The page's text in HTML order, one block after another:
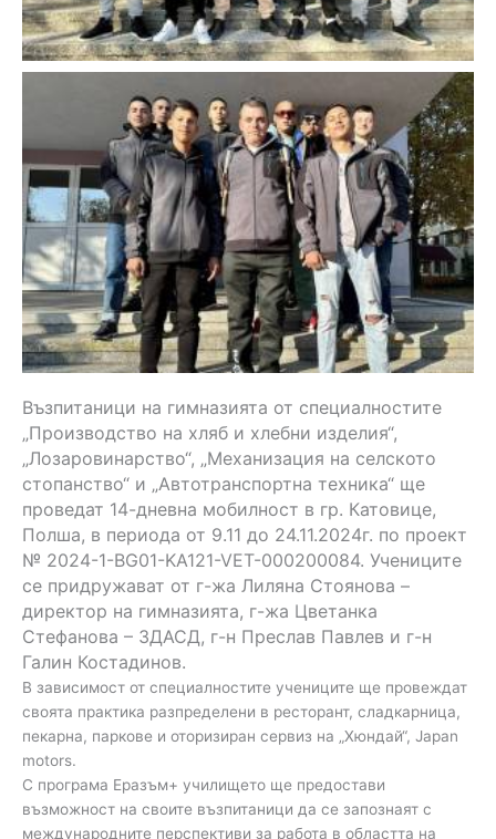
Възпитаници на гимназията от специалностите
„Производство на хляб и хлебни изделия“,
„Лозаровинарство“, „Механизация на селското
стопанство“ и „Автотранспортна техника“ ще
проведат 14-дневна мобилност в гр. Катовице,
Полша, в периода от 9.11 до 24.11.2024г. по проект
№ 2024-1-BG01-KA121-VET-000200084. Учениците
се придружават от г-жа Лиляна Стоянова –
директор на гимназията, г-жа Цветанка
Стефанова – ЗДАСД, г-н Преслав Павлев и г-н
Галин Костадинов.
В зависимост от специалностите учениците ще провеждат
своята практика разпределени в ресторант, сладкарница,
пекарна, паркове и оторизиран сервиз на „Хюндай“, Japan
motors.
С програма Еразъм+ училището ще предостави
възможност на своите възпитаници да се запознаят с
международните перспективи за работа в областта на